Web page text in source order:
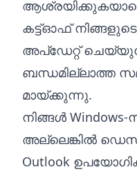
കട്ട്ഓഫ്
അപ്‌ഡേറ്റ്
ബന്ധമില്ലാത്ത
മായ്‌ക്കുന്നു.
നിങ്ങൾ
അല്ലെങ്കിൽ
Outlook